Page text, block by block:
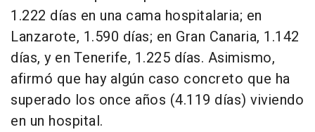
1.222 días en una cama hospitalaria; en
Lanzarote, 1.590 días; en Gran Canaria, 1.142
días, y en Tenerife, 1.225 días. Asimismo,
afirmó que hay algún caso concreto que ha
superado los once años (4.119 días) viviendo
en un hospital.